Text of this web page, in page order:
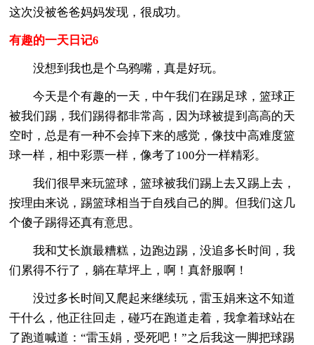
这次没被爸爸妈妈发现，很成功。
有趣的一天日记6
没想到我也是个乌鸦嘴，真是好玩。
今天是个有趣的一天，中午我们在踢足球，篮球正
被我们踢，我们踢得都非常高，因为球被提到高高的天
空时，总是有一种不会掉下来的感觉，像技中高难度篮
球一样，相中彩票一样，像考了100分一样精彩。
我们很早来玩篮球，篮球被我们踢上去又踢上去，
按理由来说，踢篮球相当于自残自己的脚。但我们这几
个傻子踢得还真有意思。
我和艾长旗最糟糕，边跑边踢，没追多长时间，我
们累得不行了，躺在草坪上，啊！真舒服啊！
没过多长时间又爬起来继续玩，雷玉娟来这不知道
干什么，他正往回走，碰巧在跑道走着，我拿着球站在
了跑道喊道：“雷玉娟，受死吧！”之后我这一脚把球踢